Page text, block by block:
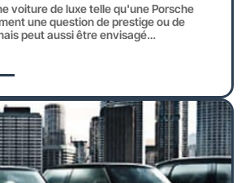
voiture de luxe telle qu'une Porsche
une question de prestige ou de
peut aussi être envisagé…